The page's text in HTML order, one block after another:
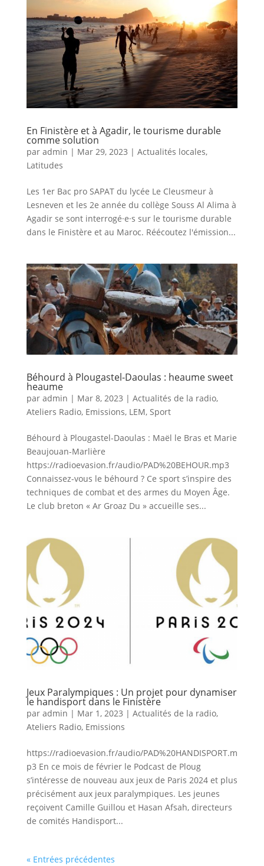
En Finistère et à Agadir, le tourisme durable
comme solution
par admin | Mar 29, 2023 | Actualités locales,
Latitudes
Les 1er Bac pro SAPAT du lycée Le Cleusmeur à
Lesneven et les 2e année du collège Souss Al Alima à
Agadir se sont interrogé·e·s sur le tourisme durable
dans le Finistère et au Maroc. Réécoutez l'émission...
Béhourd à Plougastel-Daoulas : heaume sweet
heaume
par admin | Mar 8, 2023 | Actualités de la radio,
Ateliers Radio, Emissions, LEM, Sport
Béhourd à Plougastel-Daoulas : Maël le Bras et Marie
Beaujouan-Marlière
https://radioevasion.fr/audio/PAD%20BEHOUR.mp3
Connaissez-vous le béhourd ? Ce sport s’inspire des
techniques de combat et des armes du Moyen Âge.
Le club breton « Ar Groaz Du » accueille ses...
Jeux Paralympiques : Un projet pour dynamiser
le handisport dans le Finistère
par admin | Mar 1, 2023 | Actualités de la radio,
Ateliers Radio, Emissions
https://radioevasion.fr/audio/PAD%20HANDISPORT.m
p3 En ce mois de février le Podcast de Ploug
s’intéresse de nouveau aux jeux de Paris 2024 et plus
précisément aux jeux paralympiques. Les jeunes
reçoivent Camille Guillou et Hasan Afsah, directeurs
de comités Handisport...
« Entrées précédentes